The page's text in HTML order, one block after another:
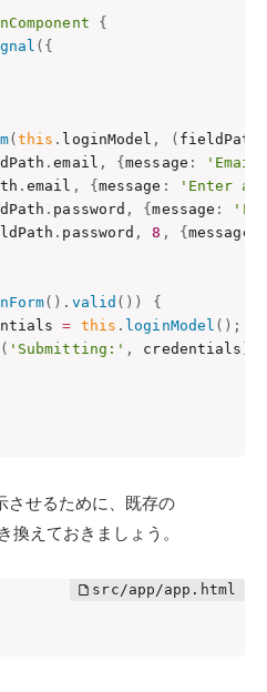
{
( {
( this . loginModel , ( fieldPath
.email , {message :
.email , { message :
'Enter a
. password , {message :
. password , 8 , { message
( ) . valid ( ) )
{
= this . loginModel ( ) ;
( 'Submitting:' , credentials
させるために、既存の
換えておきましょう。